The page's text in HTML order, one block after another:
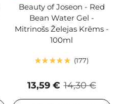
Beauty of Joseon - Red
Bean Water Gel -
Mitrinošs Želejas Krēms -
100ml
177
14,30 €
13,59 €